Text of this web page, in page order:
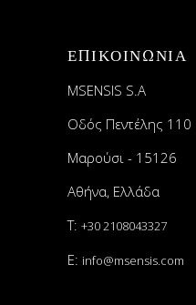
ΕΠΙΚΟΙΝΩΝΙΑ
MSENSIS S.A
Οδός Πεντέλης 110
Μαρούσι - 15126
Αθήνα, Ελλάδα
T: +30 2108043327
E: info@msensis.com